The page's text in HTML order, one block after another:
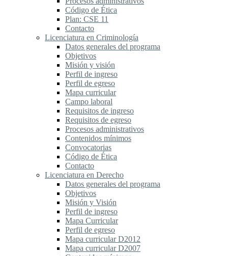
Código de Ética
Plan: CSE 11
Contacto
Licenciatura en Criminología
Datos generales del programa
Objetivos
Misión y visión
Perfil de ingreso
Perfil de egreso
Mapa curricular
Campo laboral
Requisitos de ingreso
Requisitos de egreso
Procesos administrativos
Contenidos mínimos
Convocatorias
Código de Ética
Contacto
Licenciatura en Derecho
Datos generales del programa
Objetivos
Misión y Visión
Perfil de ingreso
Mapa Curricular
Perfil de egreso
Mapa curricular D2012
Mapa curricular D2007